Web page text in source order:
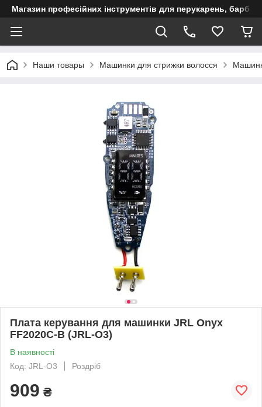
Магазин професійних інструментів для перукарень,
Наши товары Машинки для стрижки волосся
Плата керування для машинки JRL Onyx
FF2020C-B (JRL-O3)
В наявності
Код: JRL-O3
Роздріб
909 ₴